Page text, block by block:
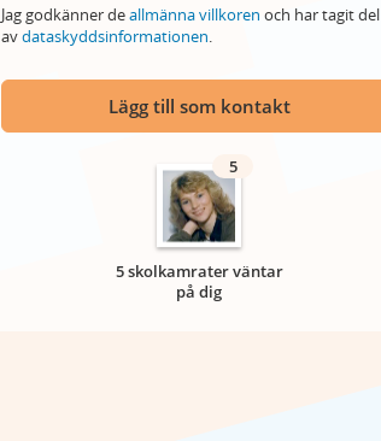
Jag godkänner deallmänna villkoren och har tagit del
avdataskyddsinformationen.
Lägg till som kontakt
5
5 skolkamrater väntar
på dig